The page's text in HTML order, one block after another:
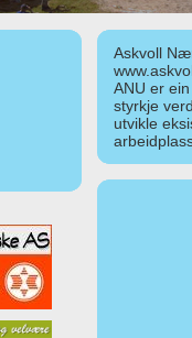
Askvoll
ANU er
styrkje
utvikle